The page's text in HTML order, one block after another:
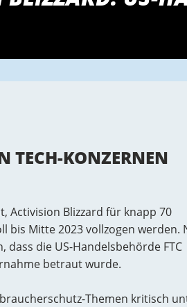
TECH-KONZERNEN K
Activision Blizzard für knapp 70
bis Mitte 2023 vollzogen werden.
die US-Handelsbehörde FTC
betraut wurde.
Themen kritisch